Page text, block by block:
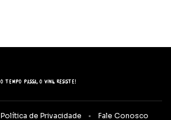
O tempo passa, o vinil resiste!
Política de Privacidade Fale Conosco